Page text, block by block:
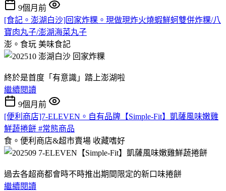
9個月前
[食記。澎湖白沙]回家炸粿。現做現炸火燒蝦鮮蚵雙併炸粿/八
寶肉丸子/澎湖海菜丸子
澎。食玩 美味食記
終於是首度「有意識」踏上澎湖啦
繼續閱讀
9個月前
[便利商店]7-ELEVEN。自有品牌【Simple-Fit】凱薩風味嫩雞
鮮蔬捲餅 #常態商品
食。便利商店&超市賣場 收藏嗜好
過去各超商都會時不時推出期間限定的新口味捲餅
繼續閱讀